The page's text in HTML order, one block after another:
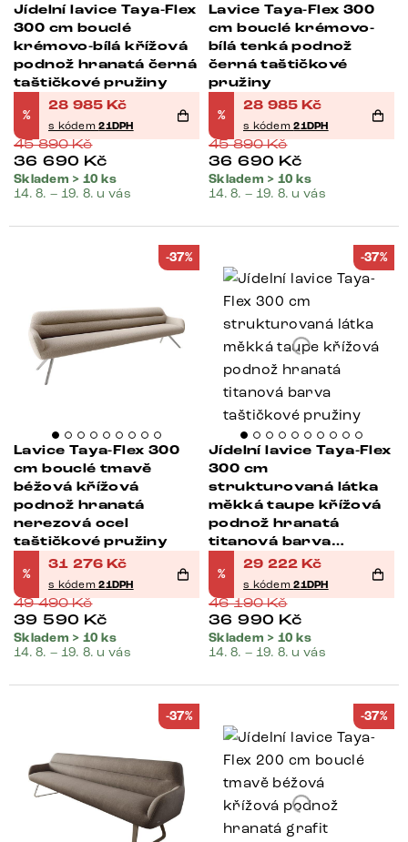
Jídelní lavice Taya-Flex
300 cm bouclé
krémovo-bílá křížová
podnož hranatá černá
taštičkové pružiny
%
28 985 Kč
s kódem21DPH
45 890Kč
36 690 Kč
Skladem > 10 ks
14. 8. – 19. 8. u vás
Lavice Taya-Flex 300
cm bouclé krémovo-
bílá tenká podnož
černá taštičkové
pružiny
%
28 985 Kč
s kódem21DPH
45 890Kč
36 690 Kč
Skladem > 10 ks
14. 8. – 19. 8. u vás
-37%
Lavice Taya-Flex 300
cm bouclé tmavě
béžová křížová
podnož hranatá
nerezová ocel
taštičkové pružiny
%
31 276 Kč
s kódem21DPH
49 490Kč
39 590 Kč
Skladem > 10 ks
14. 8. – 19. 8. u vás
-37%
Jídelní lavice Taya-Flex
300 cm
strukturovaná látka
měkká taupe křížová
podnož hranatá
titanová barva
taštičkové pružiny
%
29 222 Kč
s kódem21DPH
46 190Kč
36 990 Kč
Skladem > 10 ks
14. 8. – 19. 8. u vás
-37% -37%